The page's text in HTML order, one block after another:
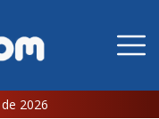
2026